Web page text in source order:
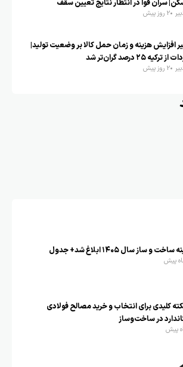
سران قوا در انتظار نتایج تعیین سقف
2 روز پیش
افزایش هزینه و زمان حمل کالا بر وضعیت تولید|
ترکیه ۲۵ درصد گران‌تر شد
2 روز پیش
و ساز سال ۱۴۰۵ ابلاغ شد+ جدول
کلیدی برای انتخاب و خرید مصالح فولادی
در ساخت‌وساز